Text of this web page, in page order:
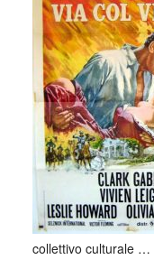
collettivo culturale …